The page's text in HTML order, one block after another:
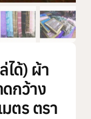
ได้) ผ้า
กว้าง
ตร ตรา